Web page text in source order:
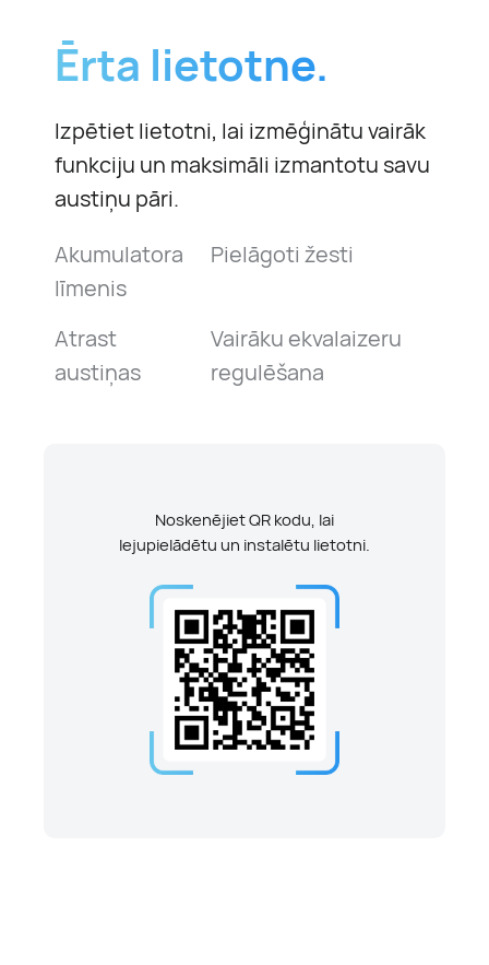
Ērta lietotne.
Izpētiet lietotni, lai izmēģinātu vairāk
funkciju un maksimāli izmantotu savu
austiņu pāri.
Akumulatora
līmenis
Pielāgoti žesti
Atrast
austiņas
Vairāku ekvalaizeru
regulēšana
Noskenējiet QR kodu, lai
lejupielādētu un instalētu lietotni.